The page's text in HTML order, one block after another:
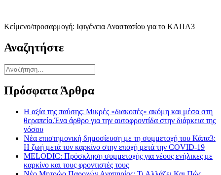
Κείμενο/προσαρμογή: Ιφιγένεια Αναστασίου για το ΚΑΠΑ3
Αναζητήστε
Αναζήτηση
για:
Πρόσφατα Άρθρα
Η αξία της παύσης: Μικρές «διακοπές» ακόμη και μέσα στη
θεραπεία.Ένα άρθρο για την αυτοφροντίδα στην διάρκεια της
νόσου
Νέα επιστημονική δημοσίευση με τη συμμετοχή του Κάπα3:
Η ζωή μετά τον καρκίνο στην εποχή μετά την COVID-19
MELODIC: Πρόσκληση συμμετοχής για νέους ενήλικες με
καρκίνο και τους φροντιστές τους